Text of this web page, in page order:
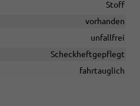
Stoff
vorhanden
unfallfrei
Scheckheftgepflegt
fahrtauglich